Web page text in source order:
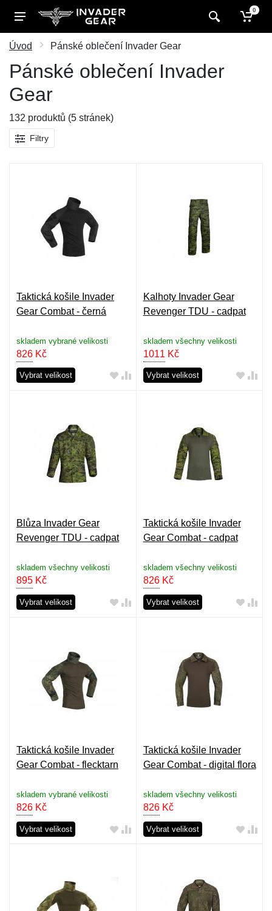
0
Úvod Pánské oblečení Invader Gear
Pánské oblečení Invader
Gear
132 produktů (5 stránek)
Filtry
Taktická košile Invader
Gear Combat - černá
skladem vybrané velikosti
826 Kč
Vybrat velikost
Kalhoty Invader Gear
Revenger TDU - cadpat
skladem všechny velikosti
1011 Kč
Vybrat velikost
Blůza Invader Gear
Revenger TDU - cadpat
skladem všechny velikosti
895 Kč
Vybrat velikost
Taktická košile Invader
Gear Combat - cadpat
skladem všechny velikosti
826Kč
Vybrat velikost
Taktická košile Invader
Gear Combat - flecktarn
skladem vybrané velikosti
826 Kč
Vybrat velikost
Taktická košile Invader
Gear Combat - digital flora
skladem všechny velikosti
826Kč
Vybrat velikost